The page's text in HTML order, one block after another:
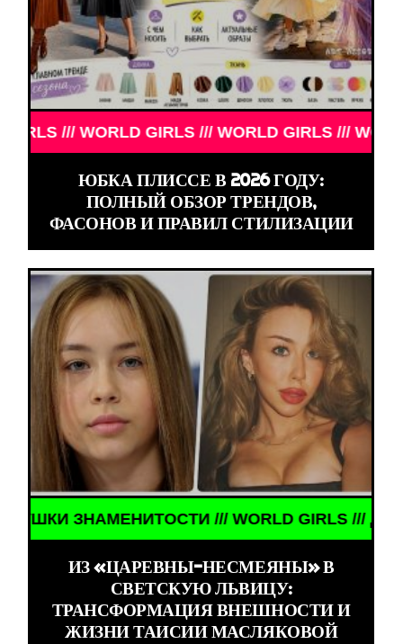
WORLD GIRLS /// WORLD GIRLS /// WORLD
ЮБКА ПЛИССЕ В 2026 ГОДУ:
ПОЛНЫЙ ОБЗОР ТРЕНДОВ,
ФАСОНОВ И ПРАВИЛ СТИЛИЗАЦИИ
/// WORLD GIRLS /// ДЕВУШКИ
ИЗ «ЦАРЕВНЫ-НЕСМЕЯНЫ» В
СВЕТСКУЮ ЛЬВИЦУ:
ТРАНСФОРМАЦИЯ ВНЕШНОСТИ И
ЖИЗНИ ТАИСИИ МАСЛЯКОВОЙ